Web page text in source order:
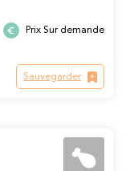
Prix Sur demande
Sauvegarder